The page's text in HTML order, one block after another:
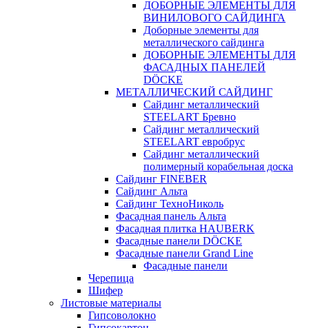
ДОБОРНЫЕ ЭЛЕМЕНТЫ ДЛЯ
ВИНИЛОВОГО САЙДИНГА
Доборные элементы для
металлического сайдинга
ДОБОРНЫЕ ЭЛЕМЕНТЫ ДЛЯ
ФАСАДНЫХ ПАНЕЛЕЙ
DÖCKE
МЕТАЛЛИЧЕСКИЙ САЙДИНГ
Сайдинг металлический
STEELART Бревно
Сайдинг металлический
STEELART евробрус
Сайдинг металлический
полимерный корабельная доска
Сайдинг FINEBER
Сайдинг Альта
Сайдинг ТехноНиколь
Фасадная панель Альта
Фасадная плитка HAUBERK
Фасадные панели DÖCKE
Фасадные панели Grand Line
Фасадные панели
Черепица
Шифер
Листовые материалы
Гипсоволокно